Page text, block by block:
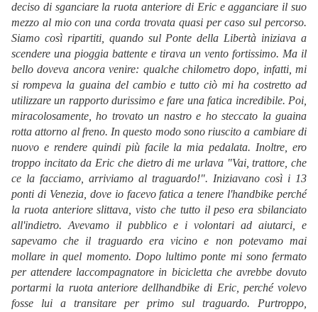
deciso di sganciare la ruota anteriore di Eric e agganciare il suo
mezzo al mio con una corda trovata quasi per caso sul percorso.
Siamo così ripartiti, quando sul Ponte della Libertà iniziava a
scendere una pioggia battente e tirava un vento fortissimo. Ma il
bello doveva ancora venire: qualche chilometro dopo, infatti, mi
si rompeva la guaina del cambio e tutto ciò mi ha costretto ad
utilizzare un rapporto durissimo e fare una fatica incredibile. Poi,
miracolosamente, ho trovato un nastro e ho steccato la guaina
rotta attorno al freno. In questo modo sono riuscito a cambiare di
nuovo e rendere quindi più facile la mia pedalata. Inoltre, ero
troppo incitato da Eric che dietro di me urlava "Vai, trattore, che
ce la facciamo, arriviamo al traguardo!". Iniziavano così i 13
ponti di Venezia, dove io facevo fatica a tenere l'handbike perché
la ruota anteriore slittava, visto che tutto il peso era sbilanciato
all'indietro. Avevamo il pubblico e i volontari ad aiutarci, e
sapevamo che il traguardo era vicino e non potevamo mai
mollare in quel momento. Dopo lultimo ponte mi sono fermato
per attendere laccompagnatore in bicicletta che avrebbe dovuto
portarmi la ruota anteriore dellhandbike di Eric, perché volevo
fosse lui a transitare per primo sul traguardo. Purtroppo,